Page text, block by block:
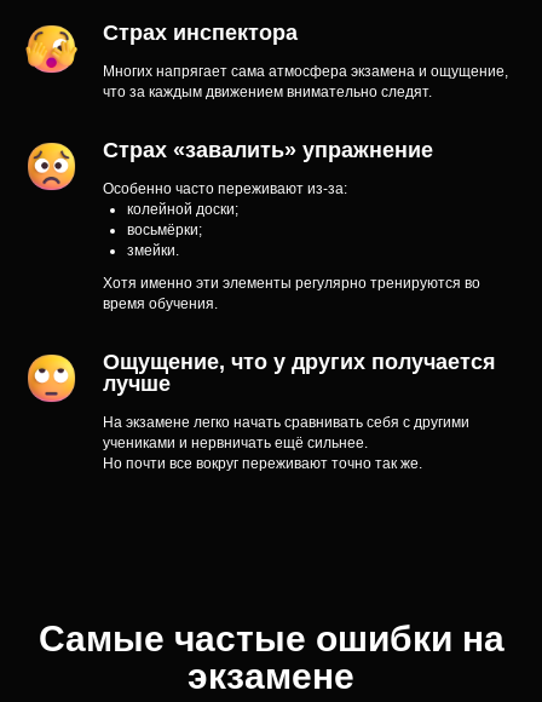
Страх инспектора
Многих напрягает сама атмосфера экзамена и ощущение,
что за каждым движением внимательно следят.
Страх «завалить» упражнение
Особенно часто переживают из-за:
колейной доски;
восьмёрки;
змейки.
Хотя именно эти элементы регулярно тренируются во
время обучения.
Ощущение, что у других получается
лучше
На экзамене легко начать сравнивать себя с другими
учениками и нервничать ещё сильнее.
Но почти все вокруг переживают точно так же.
Самые частые ошибки на
экзамене